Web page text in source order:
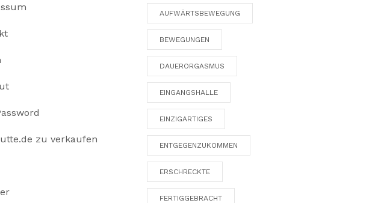
zu verkaufen
AUFWÄRTSBEWEGUNG
BEWEGUNGEN
DAUERORGASMUS
EINGANGSHALLE
EINZIGARTIGES
ENTGEGENZUKOMMEN
ERSCHRECKTE
FERTIGGEBRACHT